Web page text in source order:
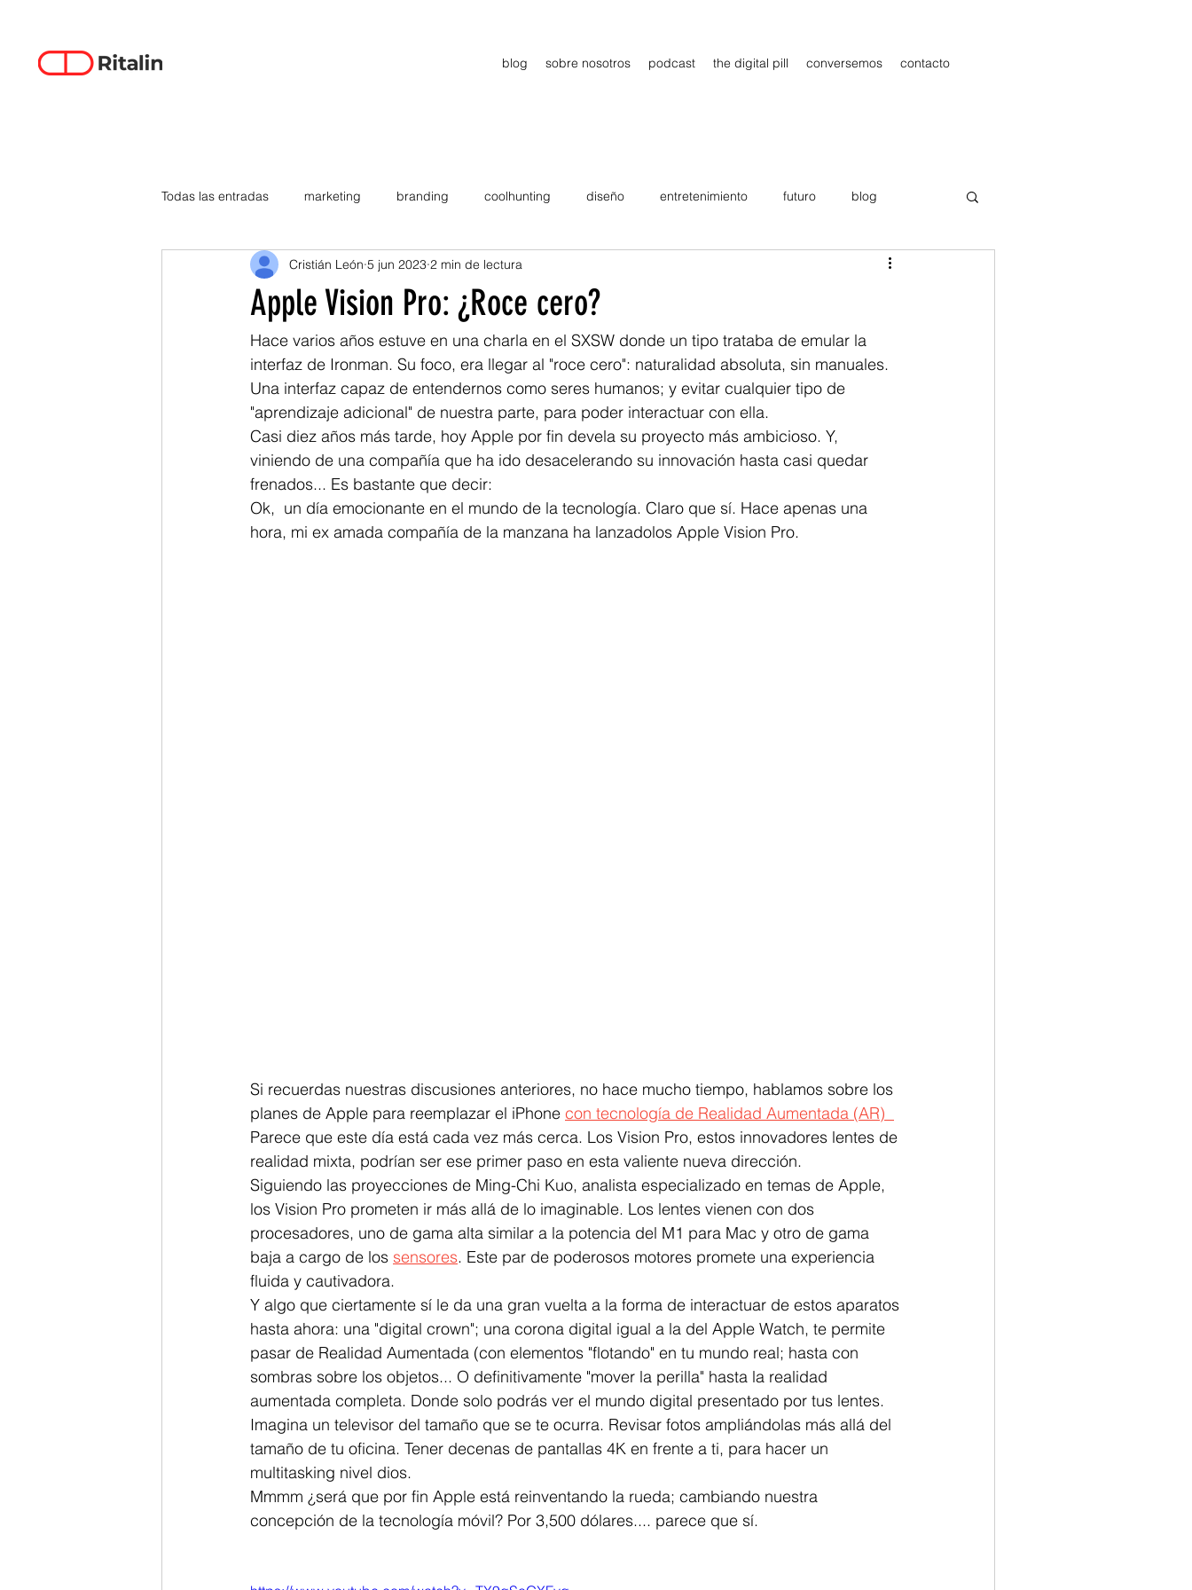
blog sobre nosotros podcast the digital pill conversemos contacto
Todas las entradas marketing branding coolhunting diseño entretenimiento futuro blog
data-driven creativity emprendimiento estrategia Publicidad
smartphones tecnología Viajes tendencias Wow B2B Showcase
Apple Vision Pro: ¿Roce cero?
Cristián León 5 jun 2023 2 min de lectura
Hace varios años estuve en una charla en el SXSW donde un tipo trataba de emular la
interfaz de Ironman. Su foco, era llegar al "roce cero": naturalidad absoluta, sin manuales.
Una interfaz capaz de entendernos como seres humanos; y evitar cualquier tipo de
"aprendizaje adicional" de nuestra parte, para poder interactuar con ella.
Casi diez años más tarde, hoy Apple por fin devela su proyecto más ambicioso. Y,
viniendo de una compañía que ha ido desacelerando su innovación hasta casi quedar
frenados... Es bastante que decir:
Ok,  un día emocionante en el mundo de la tecnología. Claro que sí. Hace apenas una
hora, mi ex amada compañía de la manzana ha lanzadolos Apple Vision Pro.
Si recuerdas nuestras discusiones anteriores, no hace mucho tiempo, hablamos sobre los
planes de Apple para reemplazar el iPhone con tecnología de Realidad Aumentada (AR)
Parece que este día está cada vez más cerca. Los Vision Pro, estos innovadores lentes de
realidad mixta, podrían ser ese primer paso en esta valiente nueva dirección.
Siguiendo las proyecciones de Ming-Chi Kuo, analista especializado en temas de Apple,
los Vision Pro prometen ir más allá de lo imaginable. Los lentes vienen con dos
procesadores, uno de gama alta similar a la potencia del M1 para Mac y otro de gama
baja a cargo de los sensores. Este par de poderosos motores promete una experiencia
fluida y cautivadora.
Y algo que ciertamente sí le da una gran vuelta a la forma de interactuar de estos aparatos
hasta ahora: una "digital crown"; una corona digital igual a la del Apple Watch, te permite
pasar de Realidad Aumentada (con elementos "flotando" en tu mundo real; hasta con
sombras sobre los objetos... O definitivamente "mover la perilla" hasta la realidad
aumentada completa. Donde solo podrás ver el mundo digital presentado por tus lentes.
Imagina un televisor del tamaño que se te ocurra. Revisar fotos ampliándolas más allá del
tamaño de tu oficina. Tener decenas de pantallas 4K en frente a ti, para hacer un
multitasking nivel dios.
Mmmm ¿será que por fin Apple está reinventando la rueda; cambiando nuestra
concepción de la tecnología móvil? Por 3,500 dólares.... parece que sí.